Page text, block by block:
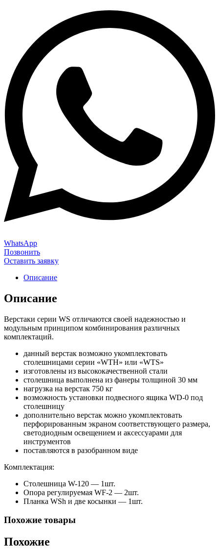
WhatsApp
Позвонить
Оставить заявку
Описание
Описание
Верстаки серии WS отличаются своей надежностью и
модульным принципом комбинирования различных
комплектаций.
данный верстак возможно укомплектовать
столешницами серии «WTH» или «WTS»
изготовлены из высококачественной стали
столешница выполнена из фанеры толщиной 30 мм
нагрузка на верстак 750 кг
возможность установки подвесного ящика WD-0 под
столешницу
дополнительно верстак можно укомплектовать
перфорированным экраном соответствующего размера,
светодиодным освещением и аксессуарами для
инструментов
поставляются в разобранном виде
Комплектация:
Столешница W-120 — 1шт.
Опора регулируемая WF-2 — 2шт.
Планка WSh и две косынки — 1шт.
Похожие товары
Похожие